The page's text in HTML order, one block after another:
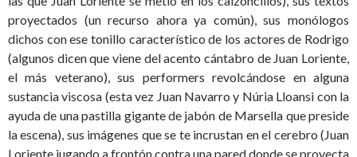
proyectados (un recurso ahora ya común), sus monólogos
dichos con ese tonillo característico de los actores de Rodrigo
(algunos dicen que viene del acento cántabro de Juan Loriente,
el más veterano), sus performers revolcándose en alguna
sustancia viscosa (esta vez Juan Navarro y Núria Lloansi con la
ayuda de una pastilla gigante de jabón de Marsella que preside
la escena), sus imágenes que se te incrustan en el cerebro (Juan
Loriente jugando a frontón contra una pared donde se proyecta